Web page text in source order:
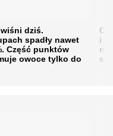
dziś.
spadły nawet
Część punktów
owoce tylko do
i